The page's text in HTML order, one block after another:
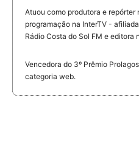
Atuou como produtora e repórter
programação na InterTV -
Rádio Costa do Sol FM e editora
Vencedora do 3º Prêmio
categoria web.